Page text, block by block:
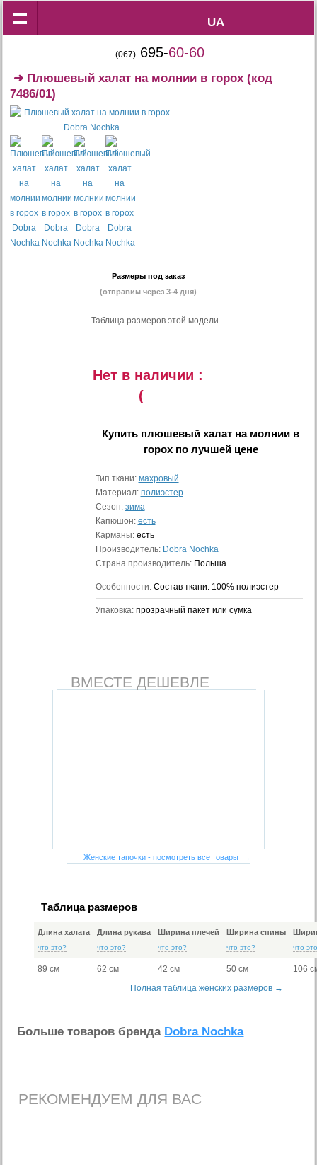
UA
UA
(067) 695-60-60
➜ Плюшевый халат на молнии в горох (код
7486/01)
Размеры под заказ
(отправим через 3-4 дня)
Таблица размеров этой модели
Нет в наличии :
(
Купить плюшевый халат на молнии в
горохпо лучшей цене
Тип ткани: махровый
Материал: полиэстер
Сезон: зима
Капюшон: есть
Карманы: есть
Производитель: Dobra Nochka
Страна производитель: Польша
Особенности: Состав ткани: 100% полиэстер
Упаковка: прозрачный пакет или сумка
ВМЕСТЕ ДЕШЕВЛЕ
Женские тапочки - посмотреть все товары →
Таблица размеров
Длина халата
что это?
Длина рукава
что это?
Ширина плечей
что это?
Ширина спины
что это? что
89 см 62 см 42 см 50 см
106
Полная таблица женских размеров →
Больше товаров бренда Dobra Nochka
РЕКОМЕНДУЕМ ДЛЯ ВАС